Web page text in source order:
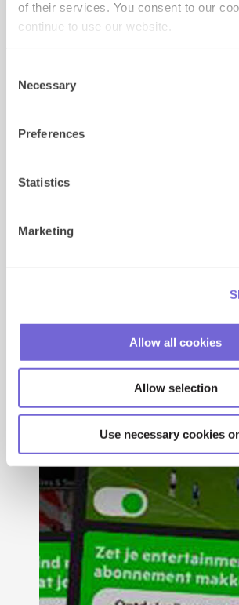
of their services. You consent to our
continue to use our website.
Selection
Necessary
Preferences
Statistics
Marketing
Allow all cookies
Allow selection
Use necessary cookies